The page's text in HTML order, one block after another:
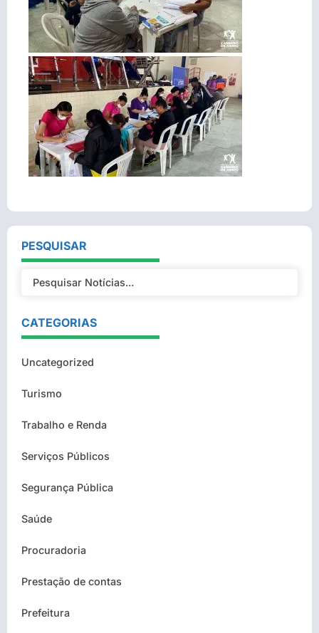
PESQUISAR
CATEGORIAS
Uncategorized
Turismo
Trabalho e Renda
Serviços Públicos
Segurança Pública
Saúde
Procuradoria
Prestação de contas
Prefeitura